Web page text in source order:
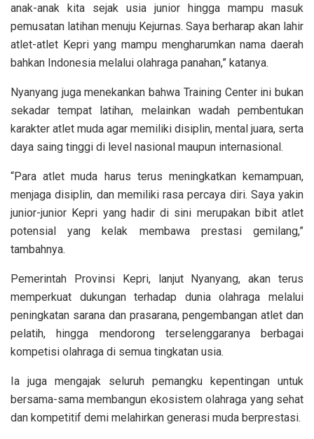
anak-anak kita sejak usia junior hingga mampu masuk
pemusatan latihan menuju Kejurnas. Saya berharap akan lahir
atlet-atlet Kepri yang mampu mengharumkan nama daerah
bahkan Indonesia melalui olahraga panahan,” katanya.
Nyanyang juga menekankan bahwa Training Center ini bukan
sekadar tempat latihan, melainkan wadah pembentukan
karakter atlet muda agar memiliki disiplin, mental juara, serta
daya saing tinggi di level nasional maupun internasional.
“Para atlet muda harus terus meningkatkan kemampuan,
menjaga disiplin, dan memiliki rasa percaya diri. Saya yakin
junior-junior Kepri yang hadir di sini merupakan bibit atlet
potensial yang kelak membawa prestasi gemilang,”
tambahnya.
Pemerintah Provinsi Kepri, lanjut Nyanyang, akan terus
memperkuat dukungan terhadap dunia olahraga melalui
peningkatan sarana dan prasarana, pengembangan atlet dan
pelatih, hingga mendorong terselenggaranya berbagai
kompetisi olahraga di semua tingkatan usia.
Ia juga mengajak seluruh pemangku kepentingan untuk
bersama-sama membangun ekosistem olahraga yang sehat
dan kompetitif demi melahirkan generasi muda berprestasi.